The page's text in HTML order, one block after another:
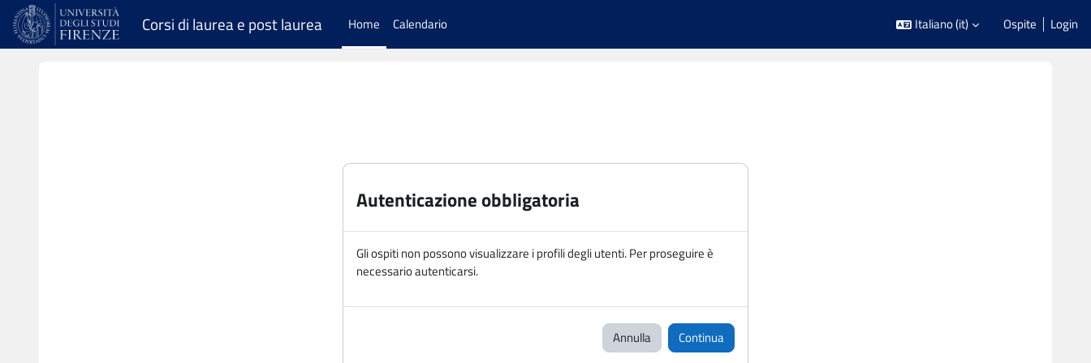
Vai al contenuto principale
Corsi di laurea e post laurea Home Calendario Italiano ‎(it)‎ Ospite Login
Autenticazione obbligatoria
Gli ospiti non possono visualizzare i profili degli utenti. Per proseguire è
necessario autenticarsi.
Annulla Continua